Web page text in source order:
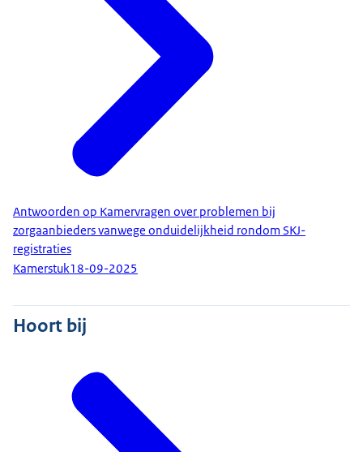
Antwoorden op Kamervragen over problemen bij
zorgaanbieders vanwege onduidelijkheid rondom SKJ-
registraties
Kamerstuk18-09-2025
Hoort bij